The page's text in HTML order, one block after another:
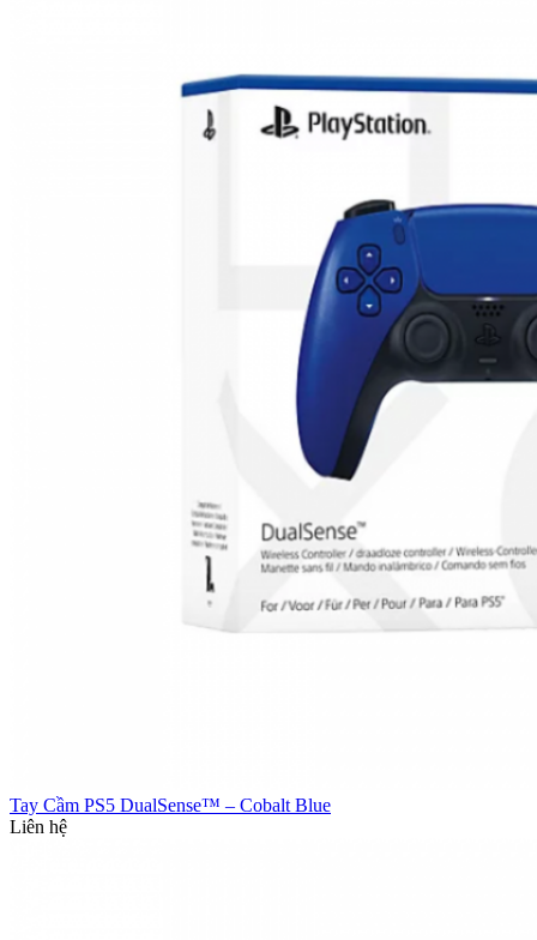
Tay Cầm PS5 DualSense™ – Cobalt Blue
Liên hệ